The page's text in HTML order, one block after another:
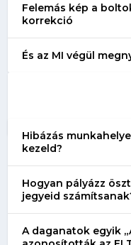
Felemás kép a
korrekció
És az MI végül
Hibázás
kezeld?
Hogyan pályázz
jegyeid
A daganatok egyik